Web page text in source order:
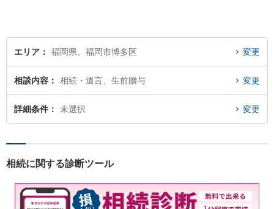
エリア 福岡県、福岡市博多区 変更
相談内容 相続・遺言、生前贈与 変更
詳細条件 未選択 変更
相続に関する診断ツール